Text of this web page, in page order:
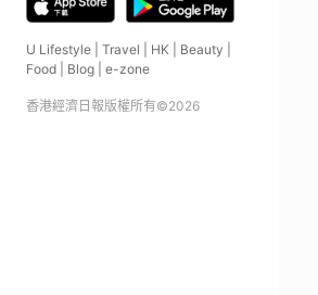
U Lifestyle Travel HK Beauty
Food
Blog e-zone
香港經濟日報版權所有©2026